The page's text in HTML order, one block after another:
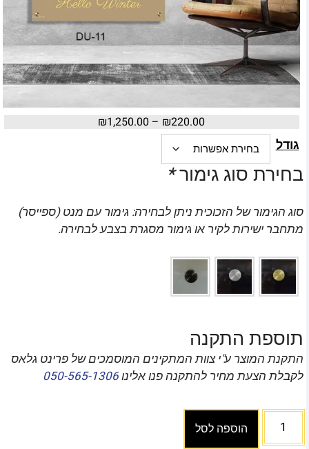
₪220.00
–
₪1,250.00
גודל
בחירת סוג גימור*
סוג הגימור של הזכוכית ניתן לבחירה: גימור עם מנט (ספייסר)
מתחבר ישירות לקיר או גימור מסגרת בצבע לבחירה.
תוספת התקנה
התקנת המוצר ע"י צוות המתקינים המוסמכים של פרינט גלאס
לקבלת הצעת מחיר להתקנה פנו אלינו050-565-1306
הוספה לסל